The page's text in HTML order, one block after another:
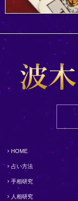
HOME
占い方法
手相研究
人相研究